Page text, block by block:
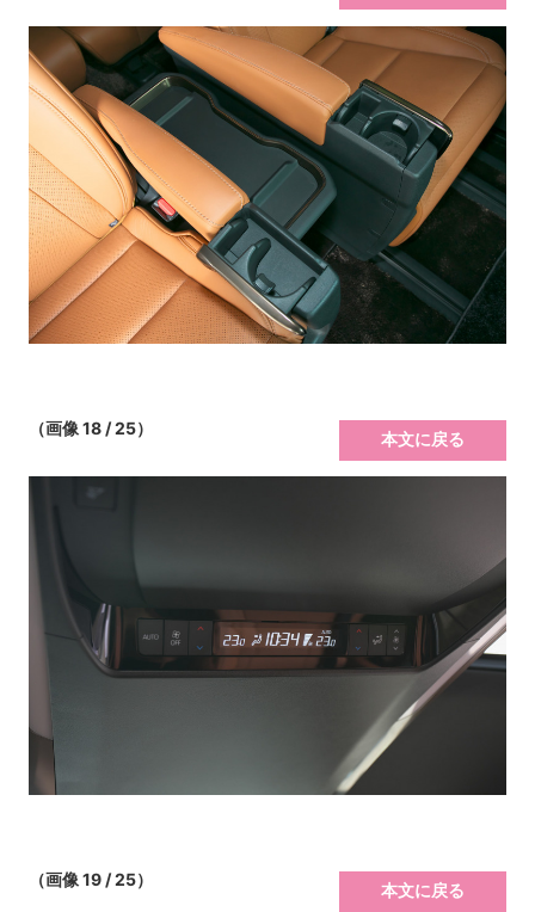
（画像 18 / 25）
本文に戻る
（画像 19 / 25）
本文に戻る